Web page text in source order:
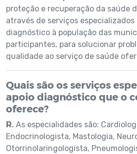
proteção e recuperação da saúde
através de serviços especializados
diagnóstico à população das
participantes, para solucionar
qualidade ao serviço de saúde
Quais são os serviços
apoio diagnóstico que o
oferece?
R. As especialidades são:
Endocrinologista, Mastologia,
Otorrinolaringologista,